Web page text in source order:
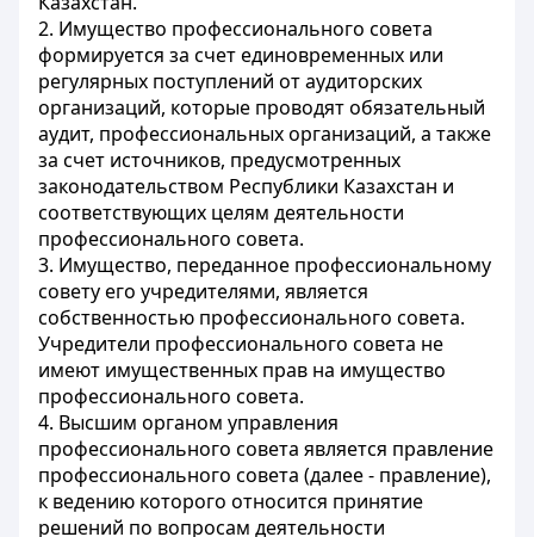
2. Имущество профессионального совета
формируется за счет единовременных или
регулярных поступлений от аудиторских
организаций, которые проводят обязательный
аудит, профессиональных организаций, а также
за счет источников, предусмотренных
законодательством Республики Казахстан и
соответствующих целям деятельности
профессионального совета.
3. Имущество, переданное профессиональному
совету его учредителями, является
собственностью профессионального совета.
Учредители профессионального совета не
имеют имущественных прав на имущество
профессионального совета.
4. Высшим органом управления
профессионального совета является правление
профессионального совета (далее - правление),
к ведению которого относится принятие
решений по вопросам деятельности